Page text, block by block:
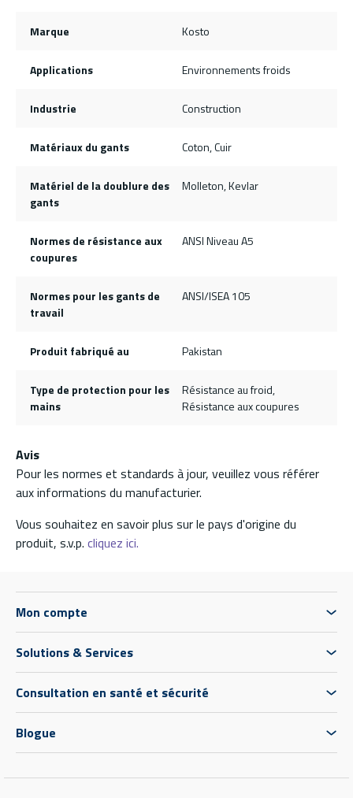
Marque Kosto
Applications Environnements froids
Industrie Construction
Matériaux du gants Coton, Cuir
Matériel de la doublure des
gants
Molleton, Kevlar
Normes de résistance aux
coupures
ANSI Niveau A5
Normes pour les gants de
travail
ANSI/ISEA 105
Produit fabriqué au Pakistan
Type de protection pour les
mains
Résistance au froid,
Résistance aux coupures
Avis
Pour les normes et standards à jour, veuillez vous référer
aux informations du manufacturier.
Vous souhaitez en savoir plus sur le pays d'origine du
produit, s.v.p. cliquez ici.
Mon compte
Solutions & Services
Consultation en santé et sécurité
Blogue